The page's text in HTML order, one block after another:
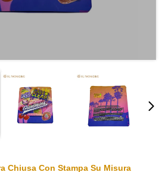
Chiusa Con Stampa Su Misura